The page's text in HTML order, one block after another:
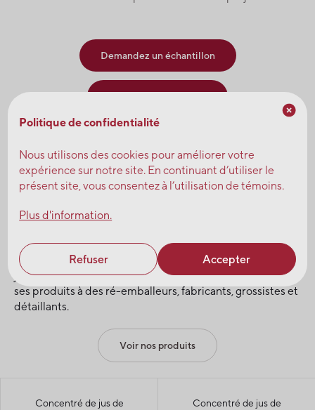
Demandez un échantillon
Consultez nos experts
Fruit d’Or, fournisseur de
canneberges
Fruit d'Or, a développé des gammes de produits uniques
nutraceutiques et cosmétiques et de la vente au détail.
En tant que producteur et distributeur de concentré de
jus de canneberges, Fruit d’Or propose aujourd’hui ses
ses produits à des ré-emballeurs, fabricants, grossistes et
détaillants.
Voir nos produits
Concentré de jus de
Concentré de jus de
Politique de confidentialité
Nous utilisons des cookies pour améliorer votre
expérience sur notre site. En continuant d’utiliser le
présent site, vous consentez à l’utilisation de témoins.
Plus d'information.
Refuser Accepter